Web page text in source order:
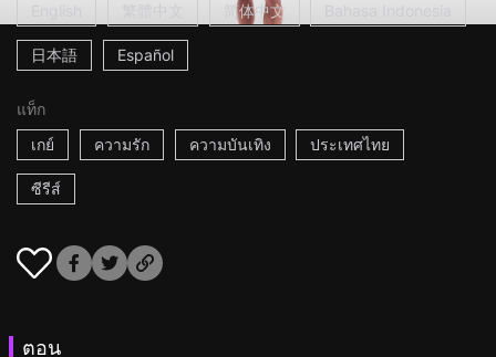
简体中文
日本語 Español
แท็ก
เกย์
ความรัก ความบันเทิง ประเทศไทย
ซีรีส์
ตอน